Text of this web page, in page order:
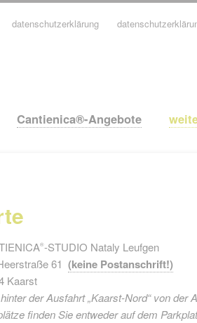
Cantienica®-Angebote
datenschutzerklärung
®-STUDIO Nataly Leufgen
61(keine Postanschrift!)
Kaarst
der Ausfahrt „Kaarst-Nord“ von der
finden Sie entweder auf dem